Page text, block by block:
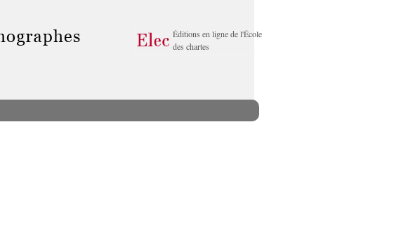
Éditions en ligne de l'École
des chartes